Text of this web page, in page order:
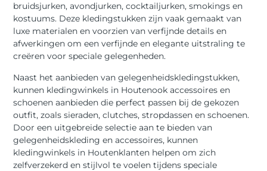
bruidsjurken, avondjurken, cocktailjurken, smokings en
kostuums. Deze kledingstukken zijn vaak gemaakt van
luxe materialen en voorzien van verfijnde details en
afwerkingen om een ​​verfijnde en elegante uitstraling te
creëren voor speciale gelegenheden.
Naast het aanbieden van gelegenheidskledingstukken,
kunnen kledingwinkels in Houtenook accessoires en
schoenen aanbieden die perfect passen bij de gekozen
outfit, zoals sieraden, clutches, stropdassen en schoenen.
Door een uitgebreide selectie aan te bieden van
gelegenheidskleding en accessoires, kunnen
kledingwinkels in Houtenklanten helpen om zich
zelfverzekerd en stijlvol te voelen tijdens speciale